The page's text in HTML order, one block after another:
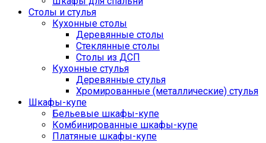
Столы и стулья
Кухонные столы
Деревянные столы
Стеклянные столы
Столы из ДСП
Кухонные стулья
Деревянные стулья
Хромированные (металлические) стулья
Шкафы-купе
Бельевые шкафы-купе
Комбинированные шкафы-купе
Платяные шкафы-купе